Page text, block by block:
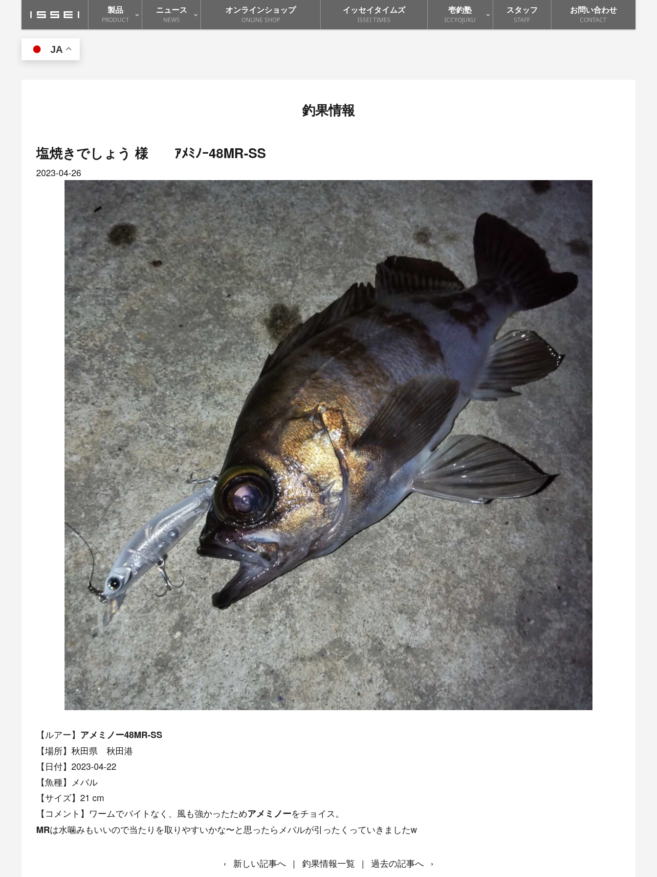
製品
PRODUCT
ニュース
NEWS
オンラインショップ
ONLINE SHOP
イッセイタイムズ
ISSEI TIMES
壱釣塾
ICCYOJUKU
スタッフ
STAFF
お問い合わせ
CONTACT
JA
釣果情報
塩焼きでしょう 様 ｱﾒﾐﾉｰ48MR-SS
2023-04-26
【ルアー】 アメミノー48MR-SS
【場所】秋田県 秋田港
【日付】2023-04-22
【魚種】メバル
【サイズ】21 cm
【コメント】ワームでバイトなく、風も強かったためアメミノーをチョイス。
MRは水噛みもいいので当たりを取りやすいかな〜と思ったらメバルが引ったくっていきましたw
‹ 新しい記事へ | 釣果情報一覧 | 過去の記事へ ›